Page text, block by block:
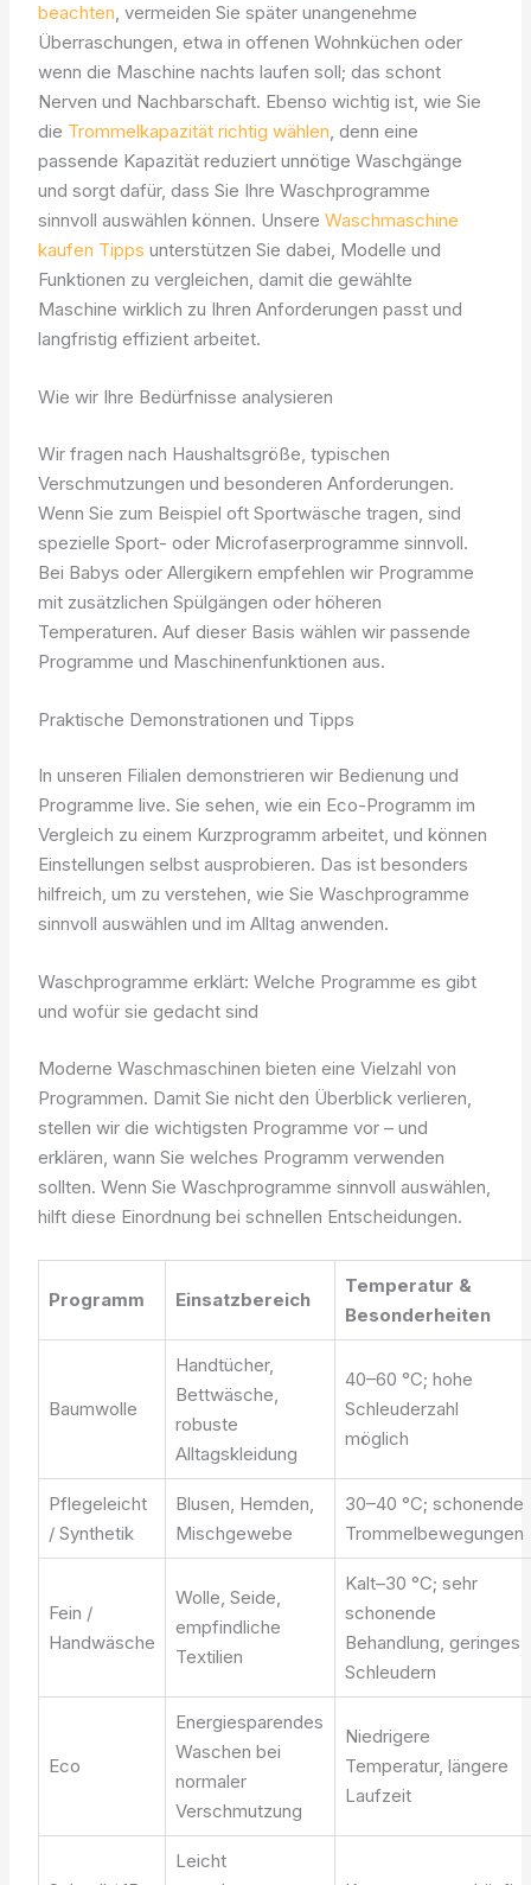
beachten, vermeiden Sie später unangenehme
Überraschungen, etwa in offenen Wohnküchen oder
wenn die Maschine nachts laufen soll; das schont
Nerven und Nachbarschaft. Ebenso wichtig ist, wie Sie
die Trommelkapazität richtig wählen, denn eine
passende Kapazität reduziert unnötige Waschgänge
und sorgt dafür, dass Sie Ihre Waschprogramme
sinnvoll auswählen können. UnsereWaschmaschine
kaufen Tipps unterstützen Sie dabei, Modelle und
Funktionen zu vergleichen, damit die gewählte
Maschine wirklich zu Ihren Anforderungen passt und
langfristig effizient arbeitet.
Wie wir Ihre Bedürfnisse analysieren
Wir fragen nach Haushaltsgröße, typischen
Verschmutzungen und besonderen Anforderungen.
Wenn Sie zum Beispiel oft Sportwäsche tragen, sind
spezielle Sport- oder Microfaserprogramme sinnvoll.
Bei Babys oder Allergikern empfehlen wir Programme
mit zusätzlichen Spülgängen oder höheren
Temperaturen. Auf dieser Basis wählen wir passende
Programme und Maschinenfunktionen aus.
Praktische Demonstrationen und Tipps
In unseren Filialen demonstrieren wir Bedienung und
Programme live. Sie sehen, wie ein Eco-Programm im
Vergleich zu einem Kurzprogramm arbeitet, und können
Einstellungen selbst ausprobieren. Das ist besonders
hilfreich, um zu verstehen, wie Sie Waschprogramme
sinnvoll auswählen und im Alltag anwenden.
Waschprogramme erklärt: Welche Programme es gibt
und wofür sie gedacht sind
Moderne Waschmaschinen bieten eine Vielzahl von
Programmen. Damit Sie nicht den Überblick verlieren,
stellen wir die wichtigsten Programme vor – und
erklären, wann Sie welches Programm verwenden
sollten. Wenn Sie Waschprogramme sinnvoll auswählen,
hilft diese Einordnung bei schnellen Entscheidungen.
Programm Einsatzbereich
Temperatur &
Besonderheiten
Baumwolle
Handtücher,
Bettwäsche,
robuste
Alltagskleidung
40–60 °C; hohe
Schleuderzahl
möglich
Pflegeleicht
/ Synthetik
Blusen, Hemden,
Mischgewebe
30–40 °C; schonende
Trommelbewegungen
Fein /
Handwäsche
Wolle, Seide,
empfindliche
Textilien
Kalt–30 °C; sehr
schonende
Behandlung, geringes
Schleudern
Eco
Energiesparendes
Waschen bei
normaler
Verschmutzung
Niedrigere
Temperatur, längere
Laufzeit
Leicht